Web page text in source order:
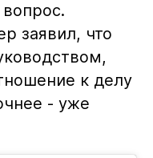
заявил, что
к делу
- уже